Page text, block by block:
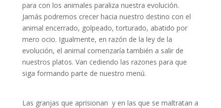
para con los animales paraliza nuestra evolución.
Jamás podremos crecer hacia nuestro destino con el
animal encerrado, golpeado, torturado, abatido por
mero ocio. Igualmente, en razón de la ley de la
evolución, el animal comenzaría también a salir de
nuestros platos. Van cediendo las razones para que
siga formando parte de nuestro menú.
Las granjas que aprisionan y en las que se maltratan a